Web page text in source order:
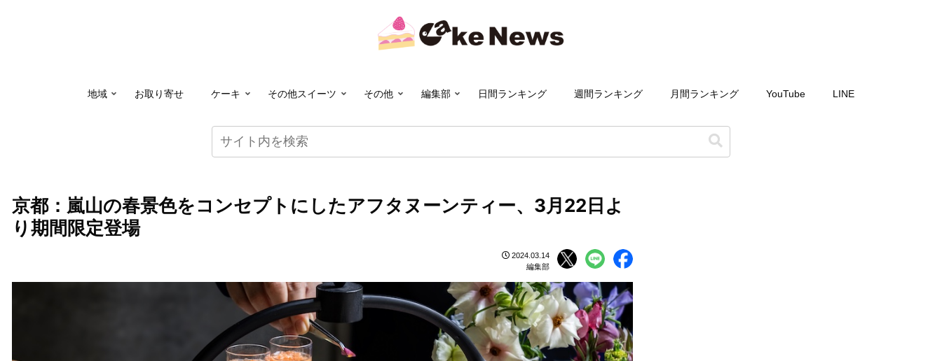
地域 お取り寄せ ケーキ その他スイーツ その他 編集部 日間ランキング 週間ランキング 月間ランキング YouTube LINE
京都：嵐山の春景色をコンセプトにしたアフタヌーンティー、3月22日よ
り期間限定登場
2024.03.14
編集部